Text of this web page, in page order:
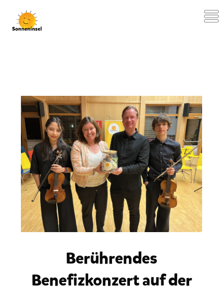
Berührendes
Benefizkonzert auf der